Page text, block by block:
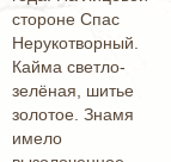
стороне Спас
Нерукотворный.
Кайма светло-
зелёная, шитье
золотое. Знамя
имело